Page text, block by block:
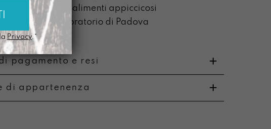
con i peggiori alimenti appiccicosi
nel nostro laboratorio di Padova
pagamento e resi
di appartenenza
Privacy.*